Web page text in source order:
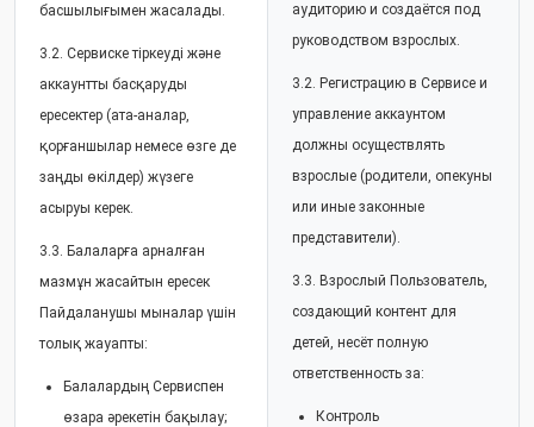
басшылығымен жасалады.
3.2. Сервиске тіркеуді және
аккаунтты басқаруды
ересектер (ата-аналар,
қорғаншылар немесе өзге де
заңды өкілдер) жүзеге
асыруы керек.
3.3. Балаларға арналған
мазмұн жасайтын ересек
Пайдаланушы мыналар үшін
толық жауапты:
Балалардың Сервиспен
өзара әрекетін бақылау;
аудиторию и создаётся под
руководством взрослых.
3.2. Регистрацию в Сервисе и
управление аккаунтом
должны осуществлять
взрослые (родители, опекуны
или иные законные
представители).
3.3. Взрослый Пользователь,
создающий контент для
детей, несёт полную
ответственность за:
Контроль